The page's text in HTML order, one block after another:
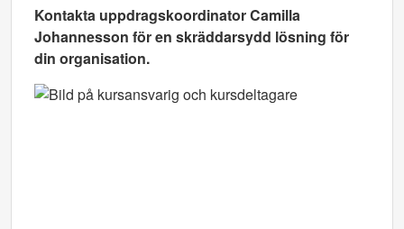
Kontakta uppdragskoordinator Camilla
Johannesson för en skräddarsydd lösning för
din organisation.